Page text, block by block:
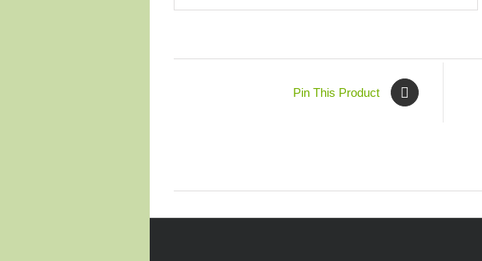
Pin This Product